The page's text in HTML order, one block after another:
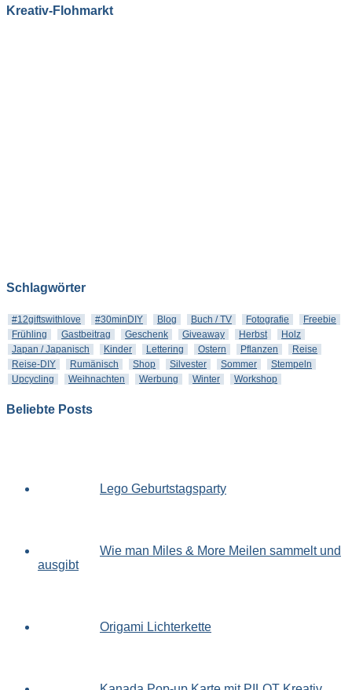
Kreativ-Flohmarkt
Schlagwörter
#12giftswithlove #30minDIY Blog Buch / TV Fotografie
Freebie
Frühling
Gastbeitrag Geschenk Giveaway Herbst
Holz
Japan / Japanisch
Kinder Lettering Ostern Pflanzen
Reise
Reise-DIY
Rumänisch Shop Silvester Sommer
Stempeln
Upcycling
Weihnachten Werbung Winter Workshop
Beliebte Posts
Lego Geburtstagsparty
Wie man Miles & More Meilen sammelt und
ausgibt
Origami Lichterkette